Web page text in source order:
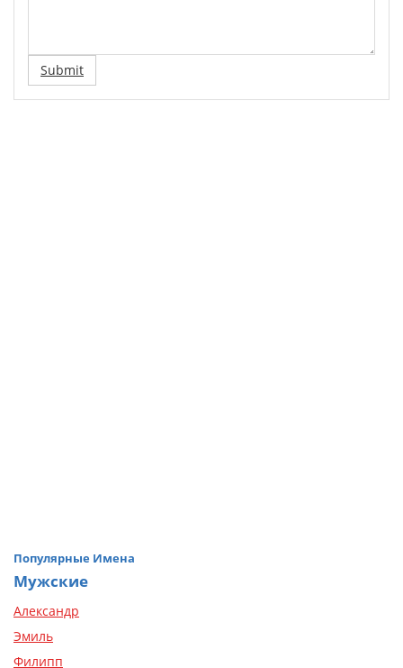
Submit
Популярные Имена
Мужские
Александр
Эмиль
Филипп